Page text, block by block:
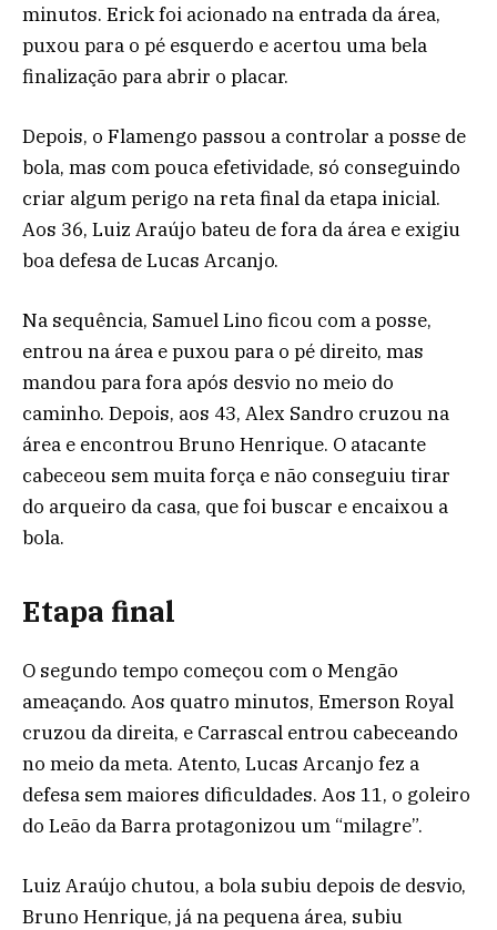
minutos. Erick foi acionado na entrada da área,
puxou para o pé esquerdo e acertou uma bela
finalização para abrir o placar.
Depois, o Flamengo passou a controlar a posse de
bola, mas com pouca efetividade, só conseguindo
criar algum perigo na reta final da etapa inicial.
Aos 36, Luiz Araújo bateu de fora da área e exigiu
boa defesa de Lucas Arcanjo.
Na sequência, Samuel Lino ficou com a posse,
entrou na área e puxou para o pé direito, mas
mandou para fora após desvio no meio do
caminho. Depois, aos 43, Alex Sandro cruzou na
área e encontrou Bruno Henrique. O atacante
cabeceou sem muita força e não conseguiu tirar
do arqueiro da casa, que foi buscar e encaixou a
bola.
Etapa final
O segundo tempo começou com o Mengão
ameaçando. Aos quatro minutos, Emerson Royal
cruzou da direita, e Carrascal entrou cabeceando
no meio da meta. Atento, Lucas Arcanjo fez a
defesa sem maiores dificuldades. Aos 11, o goleiro
do Leão da Barra protagonizou um “milagre”.
Luiz Araújo chutou, a bola subiu depois de desvio,
Bruno Henrique, já na pequena área, subiu